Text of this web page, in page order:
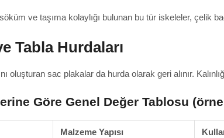
ve taşıma kolaylığı bulunan bu tür iskeleler, çelik
Tabla Hurdaları
oluşturan sac plakalar da hurda olarak geri alınır.
Göre Genel Değer Tablosu
Malzeme Yapısı